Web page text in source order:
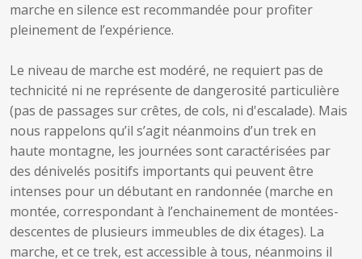
marche en silence est recommandée pour profiter
pleinement de l’expérience.
Le niveau de marche est modéré, ne requiert pas de
technicité ni ne représente de dangerosité particulière
(pas de passages sur crêtes, de cols, ni d'escalade). Mais
nous rappelons qu’il s’agit néanmoins d’un trek en
haute montagne, les journées sont caractérisées par
des dénivelés positifs importants qui peuvent être
intenses pour un débutant en randonnée (marche en
montée, correspondant à l’enchainement de montées-
descentes de plusieurs immeubles de dix étages). La
marche, et ce trek, est accessible à tous, néanmoins il